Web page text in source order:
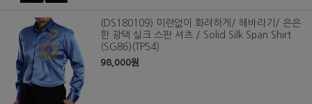
(DS180109) 미련없이 화려하게/ 해바라기/ 은은
한 광택 실크 스판 셔츠 / Solid Silk Span Shirt
(SG86)(TP54)
98,000원